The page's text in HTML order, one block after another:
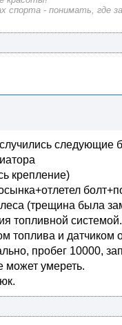
спорта - понимать, где
следующие
крепление)
(трещина была
топливной системой.
топлива и датчиком
пробег 10000,
может умереть.